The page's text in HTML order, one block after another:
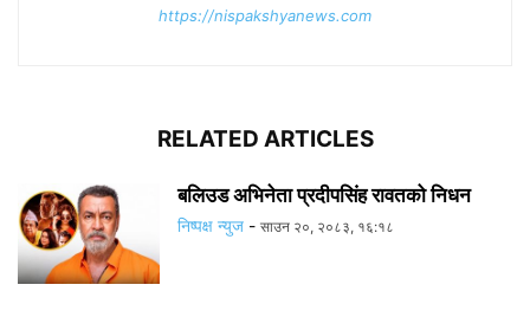
https://nispakshyanews.com
RELATED ARTICLES
बलिउड अभिनेता प्रदीपसिंह रावतको निधन
निष्पक्ष न्युज - साउन २०, २०८३, १६:१८